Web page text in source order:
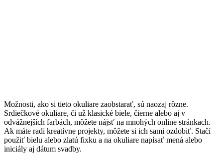
Možnosti, ako si tieto okuliare zaobstarať, sú naozaj rôzne.
Srdiečkové okuliare, či už klasické biele, čierne alebo aj v
odvážnejších farbách, môžete nájsť na mnohých online stránkach.
Ak máte radi kreatívne projekty, môžete si ich sami ozdobiť. Stačí
použiť bielu alebo zlatú fixku a na okuliare napísať mená alebo
iniciály aj dátum svadby.